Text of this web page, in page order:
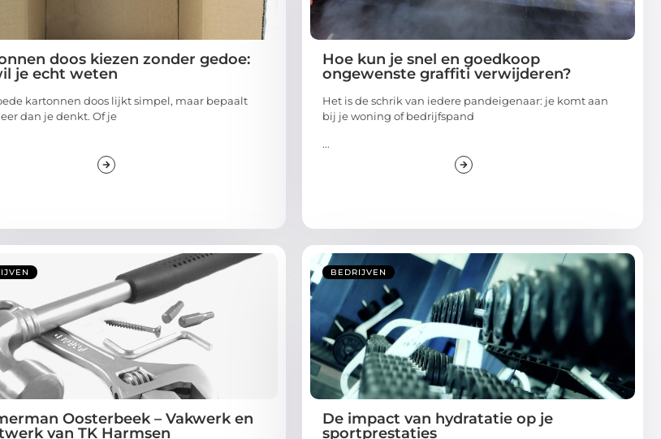
doos kiezen zonder gedoe:
je echt weten
kartonnen doos lijkt simpel, maar bepaalt
dan je denkt. Of je
Hoe kun je snel en goedkoop
ongewenste graffiti verwijderen?
Het is de schrik van iedere pandeigenaar: je komt aan
bij je woning of bedrijfspand
...
Oosterbeek – Vakwerk en
van TK Harmsen
BEDRIJVEN
De impact van hydratatie op je
sportprestaties